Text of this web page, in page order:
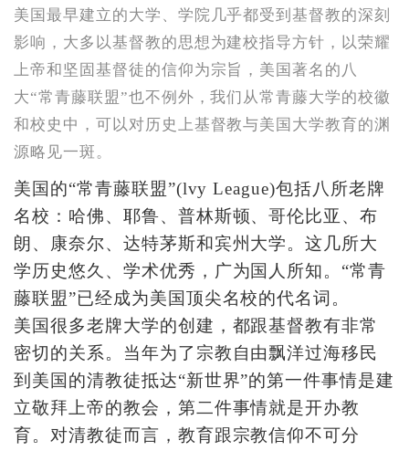
美国最早建立的大学、学院几乎都受到基督教的深刻
影响，大多以基督教的思想为建校指导方针，以荣耀
上帝和坚固基督徒的信仰为宗旨，美国著名的八
大“常青藤联盟”也不例外，我们从常青藤大学的校徽
和校史中，可以对历史上基督教与美国大学教育的渊
源略见一斑。
美国的“常青藤联盟”(lvy League)包括八所老牌
名校：哈佛、耶鲁、普林斯顿、哥伦比亚、布
朗、康奈尔、达特茅斯和宾州大学。这几所大
学历史悠久、学术优秀，广为国人所知。“常青
藤联盟”已经成为美国顶尖名校的代名词。
美国很多老牌大学的创建，都跟基督教有非常
密切的关系。当年为了宗教自由飘洋过海移民
到美国的清教徒抵达“新世界”的第一件事情是建
立敬拜上帝的教会，第二件事情就是开办教
育。对清教徒而言，教育跟宗教信仰不可分